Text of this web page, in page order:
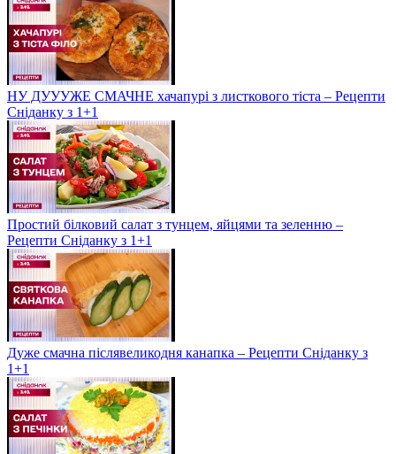
НУ ДУУУЖЕ СМАЧНЕ хачапурі з листкового тіста – Рецепти
Сніданку з 1+1
Простий білковий салат з тунцем, яйцями та зеленню –
Рецепти Сніданку з 1+1
Дуже смачна післявеликодня канапка – Рецепти Сніданку з
1+1